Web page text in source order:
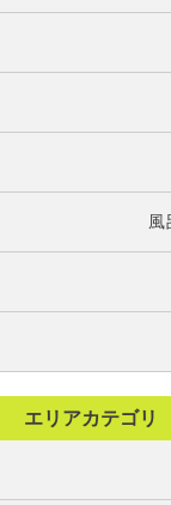
エリアカテゴリ